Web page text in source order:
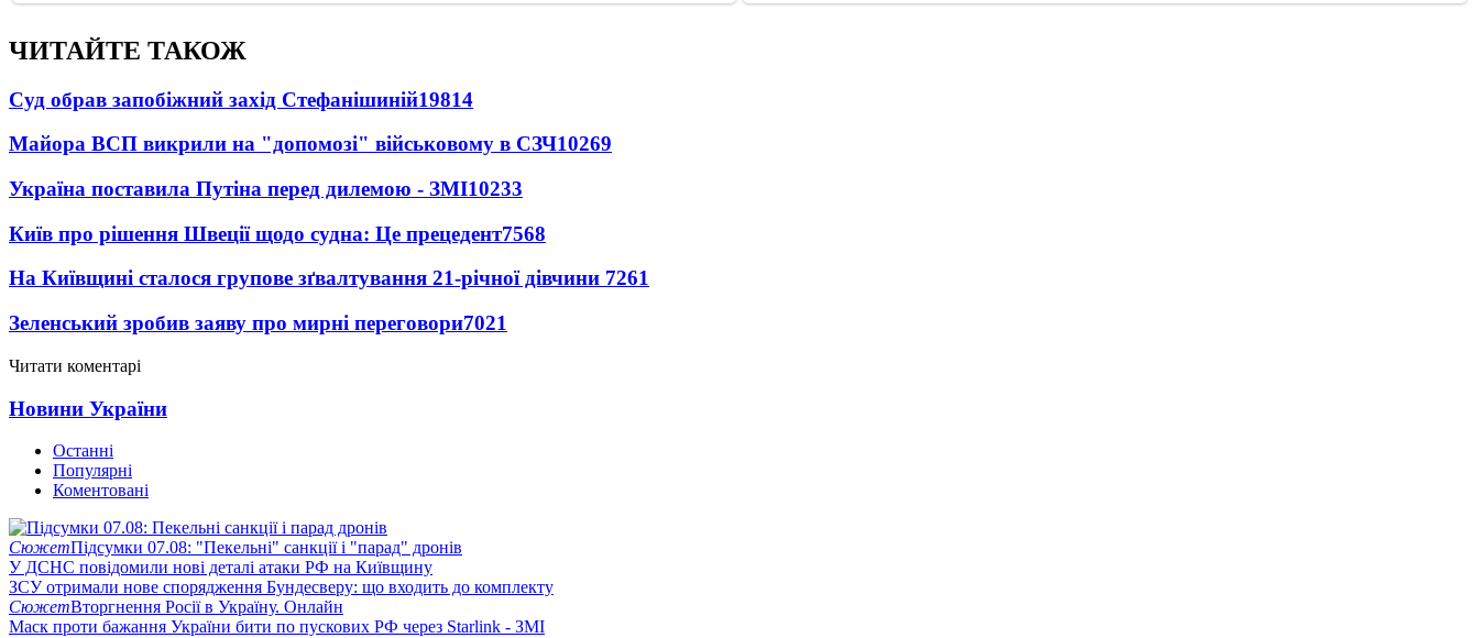
ЧИТАЙТЕ ТАКОЖ
Суд обрав запобіжний захід Стефанішиній19814
Майора ВСП викрили на "допомозі" військовому в СЗЧ10269
Україна поставила Путіна перед дилемою - ЗМІ10233
Київ про рішення Швеції щодо судна: Це прецедент7568
На Київщині сталося групове зґвалтування 21-річної дівчини 7261
Зеленський зробив заяву про мирні переговори7021
Читати коментарі
Новини України
Останні
Популярні
Коментовані
СюжетПідсумки 07.08: "Пекельні" санкції і "парад" дронів
У ДСНС повідомили нові деталі атаки РФ на Київщину
ЗСУ отримали нове спорядження Бундесверу: що входить до комплекту
СюжетВторгнення Росії в Україну. Онлайн
Маск проти бажання України бити по пускових РФ через Starlink - ЗМІ